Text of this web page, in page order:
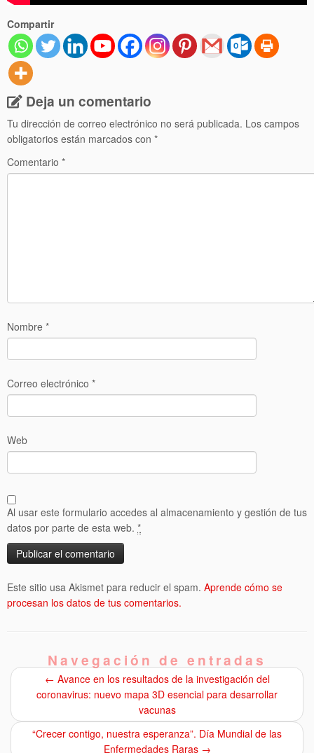
Compartir
Deja un comentario
Tu dirección de correo electrónico no será publicada. Los campos
obligatorios están marcados con *
Comentario *
Nombre *
Correo electrónico *
Web
Al usar este formulario accedes al almacenamiento y gestión de tus
datos por parte de esta web. *
Este sitio usa Akismet para reducir el spam. Aprende cómo se
procesan los datos de tus comentarios.
Navegación de entradas
← Avance en los resultados de la investigación del
coronavirus: nuevo mapa 3D esencial para desarrollar
vacunas
“Crecer contigo, nuestra esperanza”. Día Mundial de las
Enfermedades Raras →